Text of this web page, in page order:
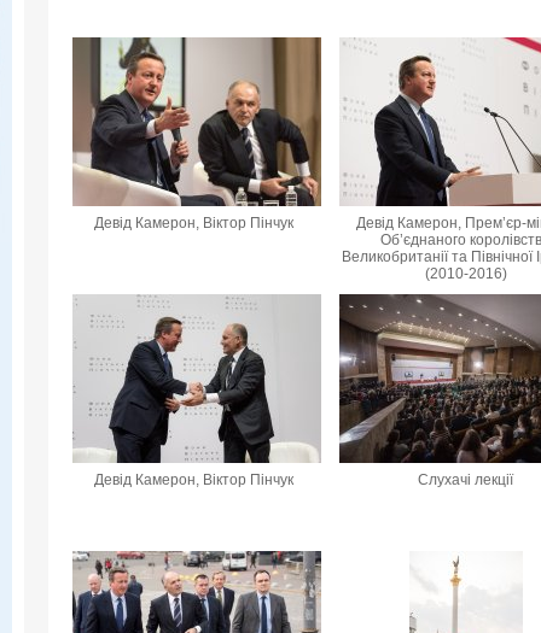
Девід Камерон, Віктор Пінчук
Девід Камерон, Прем’єр-
Об’єднаного
Великобританії та Північної
(2010-2016)
Девід Камерон, Віктор Пінчук Слухачі лекції